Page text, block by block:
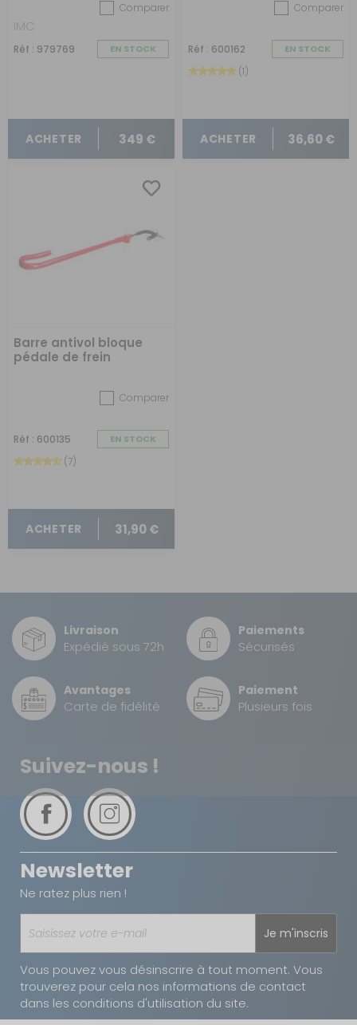
Comparer
IMC
Réf : 979769 EN STOCK
ACHETER 349 €
Comparer
Réf : 600162 EN STOCK
(1)
ACHETER 36,60 €
Barre antivol bloque
pédale de frein
Comparer
Réf : 600135 EN STOCK
(7)
ACHETER 31,90 €
Livraison
Expédié sous 72h
Paiements
Sécurisés
Avantages
Carte de fidélité
Paiement
Plusieurs fois
Suivez-nous !
Newsletter
Ne ratez plus rien !
Je m'inscris
Vous pouvez vous désinscrire à tout moment. Vous
trouverez pour cela nos informations de contact
dans les conditions d'utilisation du site.